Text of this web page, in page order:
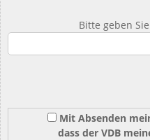
Bitte geben
Mit Absenden
dass der VDB